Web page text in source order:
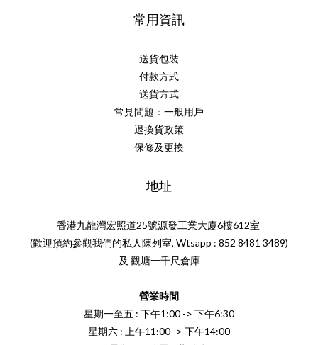
常用資訊
送貨包裝
付款方式
送貨方式
常見問題：一般用戶
退換貨政策
保修及更換
地址
香港九龍灣宏照道25號源發工業大廈6樓612室
(歡迎預約參觀我們的私人陳列室, Wtsapp : 852 8481 3489)
及 觀塘一千尺倉庫
營業時間
星期一至五 : 下午1:00 -> 下午6:30
星期六 : 上午11:00 -> 下午14:00